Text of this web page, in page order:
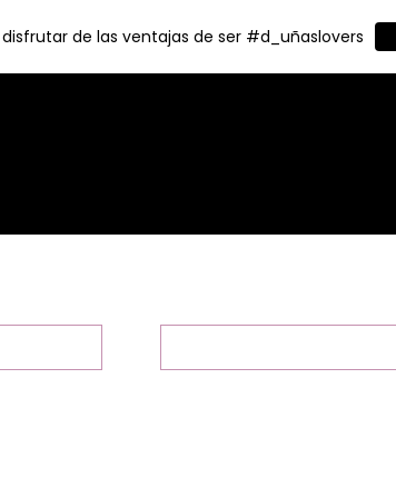
de las ventajas de ser #d_uñaslovers